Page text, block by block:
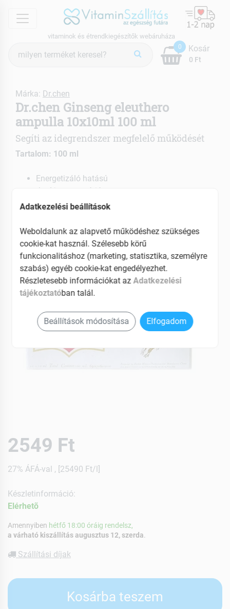
menu
vitaminok és étrendkiegészítők webáruháza
keresés
0
0 Ft
Kosár
Márka: Dr.chen
Dr.chen Ginseng eleuthero
ampulla 10x10ml 100 ml
Segíti az idegrendszer megfelelő működését
Tartalom: 100 ml
Energetizáló hatású
Javítja a memóriát
Antioxidáns
2549 Ft
27% ÁFÁ-val , [25490 Ft/l]
Készletinformáció:
Elérhetõ
Amennyiben hétfő 18:00 óráig rendelsz,
a várható kiszállítás augusztus 12, szerda
Szállítási díjak
Kosárba teszem
Adatkezelési beállítások
Weboldalunk az alapvető működéshez szükséges
cookie-kat használ. Szélesebb körű
funkcionalitáshoz (marketing, statisztika, személyre
szabás) egyéb cookie-kat engedélyezhet.
Részletesebb információkat azAdatkezelési
tájékoztatóban talál.
Beállítások módosítása Elfogadom